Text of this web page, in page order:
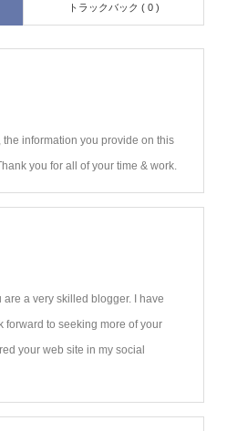
トラックバック ( 0 )
the information you provide on this
you for all of your time & work.
a very skilled blogger. I have
forward to seeking more of your
your web site in my social